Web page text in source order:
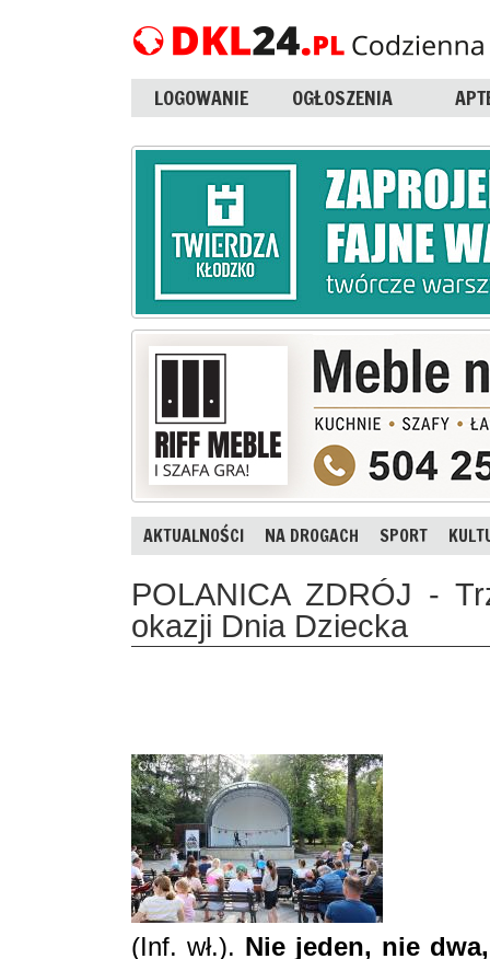
LOGOWANIE OGŁOSZENIA
AKTUALNOŚCI NA DROGACH SPORT
POLANICA ZDRÓJ -
okazji Dnia Dziecka
(Inf. wł.). Nie jeden, nie